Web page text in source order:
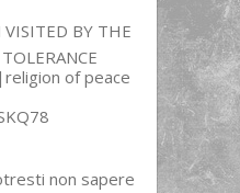
VISITED BY THE
|religion of peace
non sapere